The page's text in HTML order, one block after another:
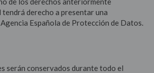
tendrá derecho a presentar una
Española de Protección de Datos.
serán conservados durante todo el